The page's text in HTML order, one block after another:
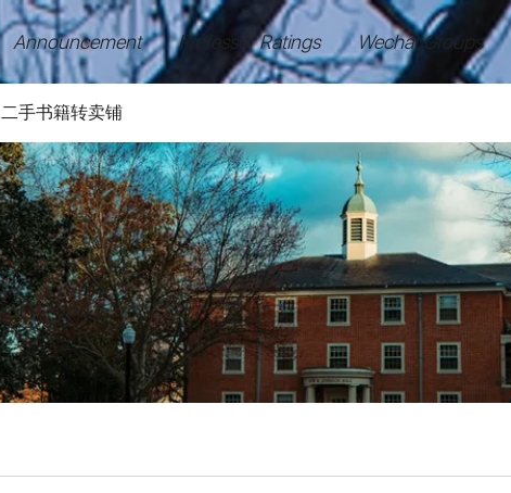
Announcement Professor Ratings Wechat Groups
二手书籍转卖铺